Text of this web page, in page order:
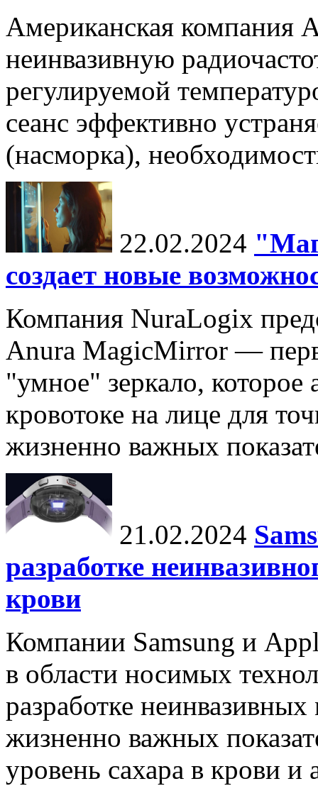
Американская компания
неинвазивную
регулируемой
сеанс эффективно
(насморка),
22.02.2024
создает новые
Компания NuraLogix
Anura MagicMirror —
"умное" зеркало,
кровотоке на лице для
жизненно важных
21.02.2024
разработке
крови
Компании Samsung и
в области носимых
разработке
жизненно важных
уровень сахара в крови и